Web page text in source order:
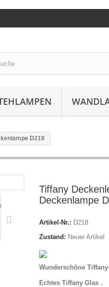
D218
Tiffany
Deckenlampe
Artikel-Nr.: D218
Zustand: Neuer Artikel
Wunderschöne
Echtes Tiffany Glas .